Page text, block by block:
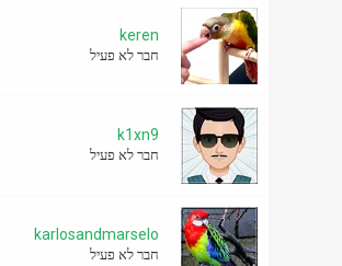
keren
חבר לא פעיל
k1xn9
חבר לא פעיל
karlosandmarselo
חבר לא פעיל